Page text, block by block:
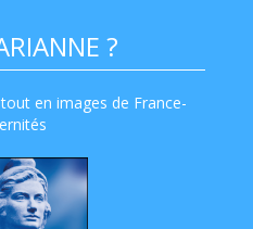
?
en images de France-